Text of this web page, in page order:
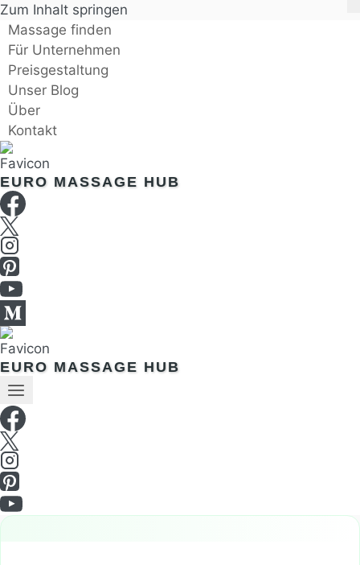
Zum Inhalt springen
Massage finden
Für Unternehmen
Preisgestaltung
Unser Blog
Über
Kontakt
EURO MASSAGE HUB
EURO MASSAGE HUB